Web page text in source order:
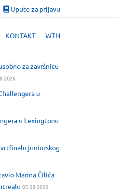
Upute za prijavu
KONTAKT WTN
za završnicu
u
u Lexingtonu
juniorskog
Marina Čilića
05.08.2026